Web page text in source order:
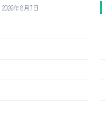
2026年8月7日